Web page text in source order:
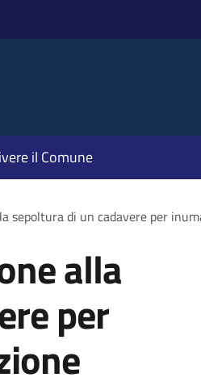
il Comune
sepoltura di un cadavere per
alla
per